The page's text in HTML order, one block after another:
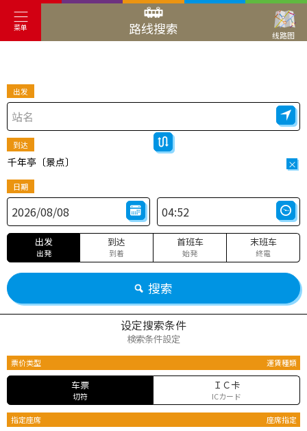
菜单 路线搜索 线路图
出发
到达
千年亭〔景点〕 ×
日期
出发
出発
到达
到着
首班车
始発
末班车
終電
搜索
设定搜索条件
検索条件設定
票价类型 運賃種類
车票
切符
ＩＣ卡
ICカード
指定座席 座席指定